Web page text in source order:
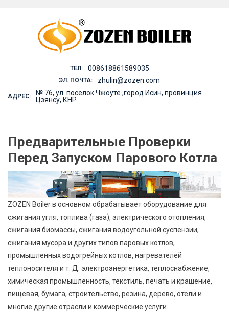
ТЕЛ: 008618861589035
ЭЛ. ПОЧТА: zhulin@zozen.com
АДРЕС:
№ 76, ул. посёлок Чжоуте ,город Исин, провинция
Цзянсу, КНР
Предварительные Проверки
Перед Запуском Парового Котла
ZOZEN Boiler в основном обрабатывает оборудование для
сжигания угля, топлива (газа), электрического отопления,
сжигания биомассы, сжигания водоугольной суспензии,
сжигания мусора и других типов паровых котлов,
промышленных водогрейных котлов, нагревателей
теплоносителя и т. Д. электроэнергетика, теплоснабжение,
химическая промышленность, текстиль, печать и крашение,
пищевая, бумага, строительство, резина, дерево, отели и
многие другие отрасли и коммерческие услуги.